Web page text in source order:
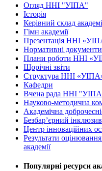
Огляд ННІ "УІПА"
Історія
Керівний склад
Гімн академії
Презентація ННІ
Нормативні документи
Плани роботи ННІ
Щорічні звіти
Структура ННІ
Кафедри
Вчена рада ННІ
Науково-методична
Академічна
Безбар’єрний
Центр інноваційних
Результати
академії
Популярні ресурси